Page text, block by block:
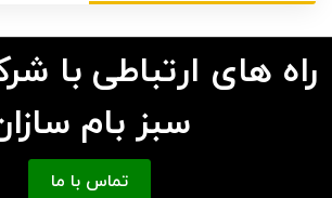
راه های ارتباطی با
سبز بام
تماس با ما